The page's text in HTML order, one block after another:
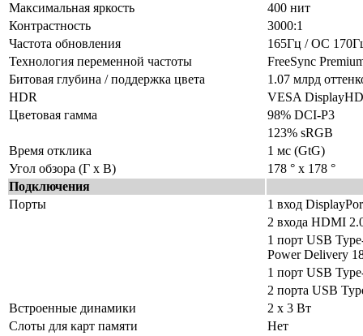
Максимальная яркость
400 нит
Контрастность
3000:1
Частота обновления
165Гц / OC
Технология переменной частоты
FreeSync
Битовая глубина / поддержка цвета
1.07 млрд
HDR
VESA
Цветовая гамма
98% DCI-P3
123% sRGB
Время отклика
1 мс (GtG)
Угол обзора (Г x В)
178 ° х 178 °
Подключения
Порты
1 вход
2 входа HDMI
1 порт USB
Power Delivery
1 порт USB
2 порта USB
Встроенные динамики
2 х 3 Вт
Слоты для карт памяти
Нет